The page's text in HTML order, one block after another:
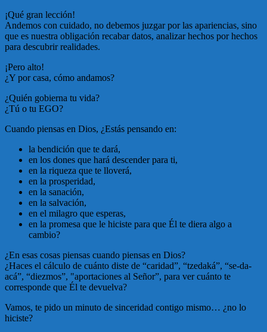
¡Qué gran lección!
Andemos con cuidado, no debemos juzgar por las apariencias, sino
que es nuestra obligación recabar datos, analizar hechos por hechos
para descubrir realidades.
¡Pero alto!
¿Y por casa, cómo andamos?
¿Quién gobierna tu vida?
¿Tú o tu EGO?
Cuando piensas en Dios, ¿Estás pensando en:
la bendición que te dará,
en los dones que hará descender para ti,
en la riqueza que te lloverá,
en la prosperidad,
en la sanación,
en la salvación,
en el milagro que esperas,
en la promesa que le hiciste para que Él te diera algo a
cambio?
¿En esas cosas piensas cuando piensas en Dios?
¿Haces el cálculo de cuánto diste de “caridad”, “tzedaká”, “se-da-
acá”, “diezmos”, "aportaciones al Señor”, para ver cuánto te
corresponde que Él te devuelva?
Vamos, te pido un minuto de sinceridad contigo mismo… ¿no lo
hiciste?